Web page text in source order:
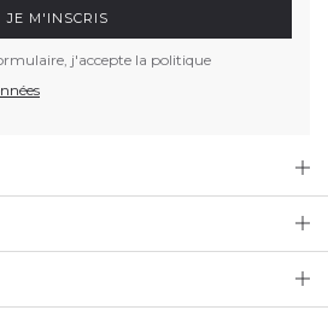
JE M'INSCRIS
j'accepte la politique